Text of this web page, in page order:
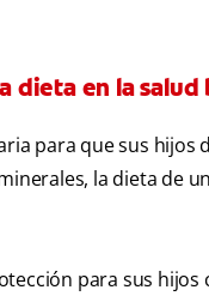
dieta en la salud
para que sus
la dieta de
para sus